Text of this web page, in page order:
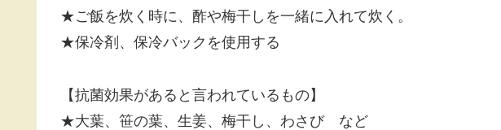
★ご飯を炊く時に、酢や梅干しを一緒に入れて炊く。
★保冷剤、保冷バックを使用する
【抗菌効果があると言われているもの】
★大葉、笹の葉、生姜、梅干し、わさび など